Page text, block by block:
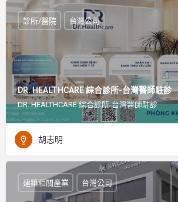
DR. HEALTHCARE 綜合診所-台灣醫師駐診
DR. HEALTHCARE 綜合診所-台灣醫師駐診
診所/醫院 台灣公司
胡志明
建築相關產業 台灣公司